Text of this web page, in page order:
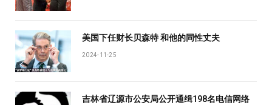
美国下任财长贝森特 和他的同性丈夫
2024-11-25
吉林省辽源市公安局公开通缉198名电信网络